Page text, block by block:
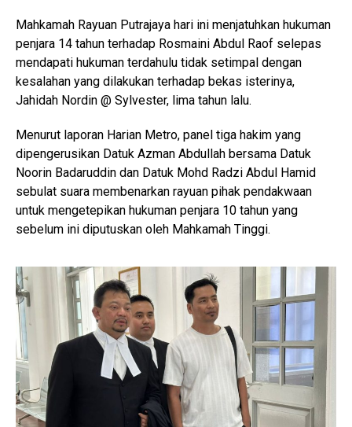
Mahkamah Rayuan Putrajaya hari ini menjatuhkan hukuman
penjara 14 tahun terhadap Rosmaini Abdul Raof selepas
mendapati hukuman terdahulu tidak setimpal dengan
kesalahan yang dilakukan terhadap bekas isterinya,
Jahidah Nordin @ Sylvester, lima tahun lalu.
Menurut laporan Harian Metro, panel tiga hakim yang
dipengerusikan Datuk Azman Abdullah bersama Datuk
Noorin Badaruddin dan Datuk Mohd Radzi Abdul Hamid
sebulat suara membenarkan rayuan pihak pendakwaan
untuk mengetepikan hukuman penjara 10 tahun yang
sebelum ini diputuskan oleh Mahkamah Tinggi.